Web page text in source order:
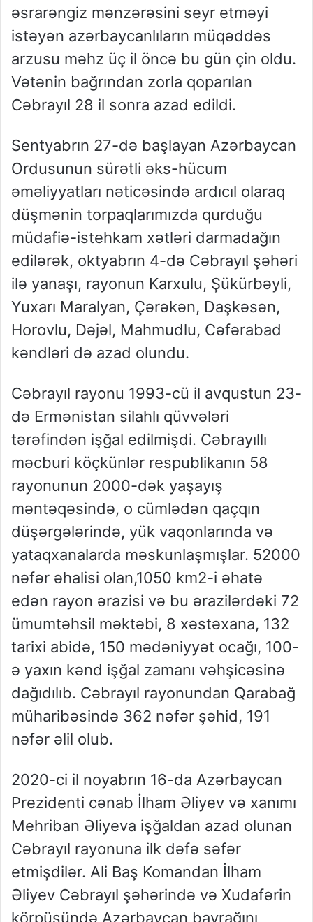
əsrarəngiz mənzərəsini seyr etməyi
istəyən azərbaycanlıların müqəddəs
arzusu məhz üç il öncə bu gün çin oldu.
Vətənin bağrından zorla qoparılan
Cəbrayıl 28 il sonra azad edildi.
Sentyabrın 27-də başlayan Azərbaycan
Ordusunun sürətli əks-hücum
əməliyyatları nəticəsində ardıcıl olaraq
düşmənin torpaqlarımızda qurduğu
müdafiə-istehkam xətləri darmadağın
edilərək, oktyabrın 4-də Cəbrayıl şəhəri
ilə yanaşı, rayonun Karxulu, Şükürbəyli,
Yuxarı Maralyan, Çərəkən, Daşkəsən,
Horovlu, Dəjəl, Mahmudlu, Cəfərabad
kəndləri də azad olundu.
Cəbrayıl rayonu 1993-cü il avqustun 23-
də Ermənistan silahlı qüvvələri
tərəfindən işğal edilmişdi. Cəbrayıllı
məcburi köçkünlər respublikanın 58
rayonunun 2000-dək yaşayış
məntəqəsində, o cümlədən qaçqın
düşərgələrində, yük vaqonlarında və
yataqxanalarda məskunlaşmışlar. 52000
nəfər əhalisi olan,1050 km2-i əhatə
edən rayon ərazisi və bu ərazilərdəki 72
ümumtəhsil məktəbi, 8 xəstəxana, 132
tarixi abidə, 150 mədəniyyət ocağı, 100-
ə yaxın kənd işğal zamanı vəhşicəsinə
dağıdılıb. Cəbrayıl rayonundan Qarabağ
müharibəsində 362 nəfər şəhid, 191
nəfər əlil olub.
2020-ci il noyabrın 16-da Azərbaycan
Prezidenti cənab İlham Əliyev və xanımı
Mehriban Əliyeva işğaldan azad olunan
Cəbrayıl rayonuna ilk dəfə səfər
etmişdilər. Ali Baş Komandan İlham
Əliyev Cəbrayıl şəhərində və Xudafərin
körpüsündə Azərbaycan bayrağını